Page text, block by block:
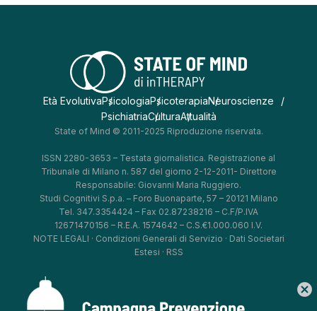
Età EvolutivaPsicologiaPsicoterapiaNeuroscienze
PsichiatriaCulturaAttualità
State of Mind © 2011-2025 Riproduzione riservata.
ISSN 2280-3653 – Testata giornalistica. Registrazione al
Tribunale di Milano n. 587 del giorno 2-12-2011- Direttore
Responsabile: Giovanni Maria Ruggiero.
Studi Cognitivi S.p.a. – Foro Buonaparte, 57 – 20121 Milano
Tel. 347.3354424 – Fax 02.87238216 – C.F/P.IVA
12671470156 – R.E.A. 1574642 – C.S.€1.000.060 I.V.
NOTE LEGALI · Condizioni Generali di Servizio · Dati Societari
Estesi · RSS
cancel